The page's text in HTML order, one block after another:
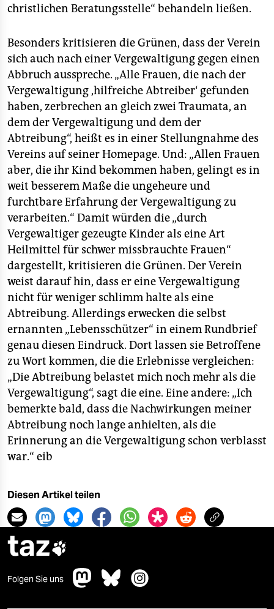
christlichen Beratungsstelle“ behandeln ließen.
Besonders kritisieren die Grünen, dass der Verein
sich auch nach einer Vergewaltigung gegen einen
Abbruch ausspreche. „Alle Frauen, die nach der
Vergewaltigung ,hilfreiche Abtreiber‘ gefunden
haben, zerbrechen an gleich zwei Traumata, an
dem der Vergewaltigung und dem der
Abtreibung“, heißt es in einer Stellungnahme des
Vereins auf seiner Homepage. Und: „Allen Frauen
aber, die ihr Kind bekommen haben, gelingt es in
weit besserem Maße die ungeheure und
furchtbare Erfahrung der Vergewaltigung zu
verarbeiten.“ Damit würden die „durch
Vergewaltiger gezeugte Kinder als eine Art
Heilmittel für schwer missbrauchte Frauen“
dargestellt, kritisieren die Grünen. Der Verein
weist darauf hin, dass er eine Vergewaltigung
nicht für weniger schlimm halte als eine
Abtreibung. Allerdings erwecken die selbst
ernannten „Lebensschützer“ in einem Rundbrief
genau diesen Eindruck. Dort lassen sie Betroffene
zu Wort kommen, die die Erlebnisse vergleichen:
„Die Abtreibung belastet mich noch mehr als die
Vergewaltigung“, sagt die eine. Eine andere: „Ich
bemerkte bald, dass die Nachwirkungen meiner
Abtreibung noch lange anhielten, als die
Erinnerung an die Vergewaltigung schon verblasst
war.“ eib
Diesen Artikel teilen
taz
Folgen Sie uns